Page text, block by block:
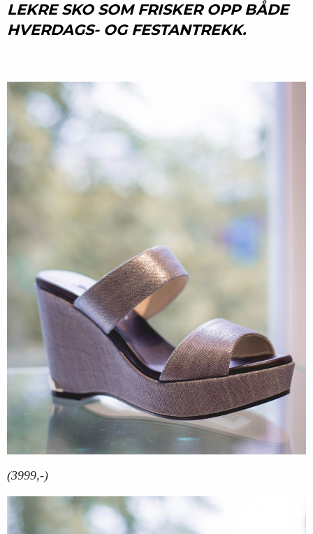
LEKRE SKO SOM FRISKER OPP BÅDE
HVERDAGS- OG FESTANTREKK.
(3999,-)